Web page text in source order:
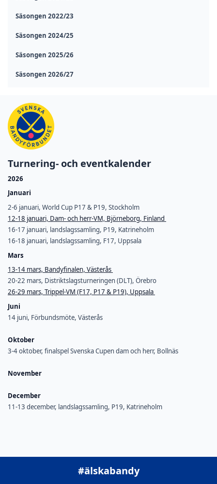
Säsongen 2022/23
Säsongen 2024/25
Säsongen 2025/26
Säsongen 2026/27
Turnering- och eventkalender
2026
Januari
2-6 januari, World Cup P17 & P19, Stockholm
12-18 januari, Dam- och herr-VM, Björneborg, Finland
16-17 januari, landslagssamling, P19, Katrineholm
16-18 januari, landslagssamling, F17, Uppsala
Mars
13-14 mars, Bandyfinalen, Västerås
20-22 mars, Distriktslagsturneringen (DLT), Örebro
26-29 mars, Trippel-VM (F17, P17 & P19), Uppsala
Juni
14 juni, Förbundsmöte, Västerås
Oktober
3-4 oktober, finalspel Svenska Cupen dam och herr, Bollnäs
November
December
11-13 december, landslagssamling, P19, Katrineholm
#älskabandy